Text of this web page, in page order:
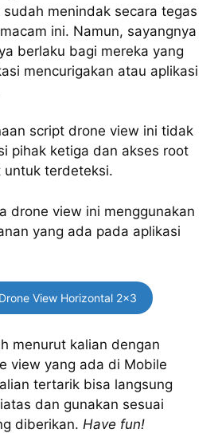
menindak secara tegas
ini. Namun, sayangnya
berlaku bagi mereka yang
mencurigakan atau aplikasi
script drone view ini tidak
pihak ketiga dan akses root
untuk terdeteksi.
drone view ini menggunakan
yang ada pada aplikasi
View Horizontal 2×3
menurut kalian dengan
view yang ada di Mobile
tertarik bisa langsung
dan gunakan sesuai
diberikan. Have fun!